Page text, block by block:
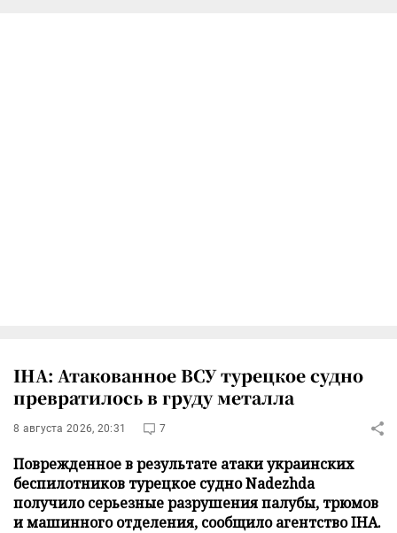
IHA: Атакованное ВСУ турецкое судно
превратилось в груду металла
8 августа 2026, 20:31 7
Поврежденное в результате атаки украинских
беспилотников турецкое судно Nadezhda
получило серьезные разрушения палубы, трюмов
и машинного отделения, сообщило агентство IHA.